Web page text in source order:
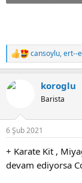
T
e
k
cansoylu,ert--
koroglu
Barista
6 Şub 2021
+ Karate Kit ,
devam ediyorsa